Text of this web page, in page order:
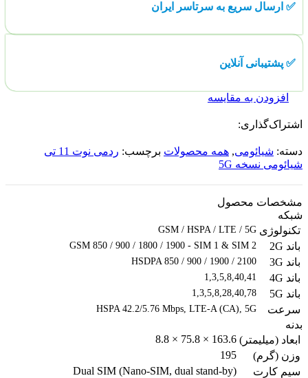
✅ ارسال سریع به سرتاسر ایران
✅ پشتیبانی آنلاین
افزودن به مقایسه
اشتراک‌گذاری:
دسته: شیائومی, همه محصولات برچسب:
ردمی نوت 11 تی
شیائومی نسخه 5G
مشخصات محصول
شبکه
تکنولوژی GSM / HSPA / LTE / 5G
باند 2G GSM 850 / 900 / 1800 / 1900 - SIM 1 & SIM 2
باند 3G HSDPA 850 / 900 / 1900 / 2100
باند 4G 1,3,5,8,40,41
باند 5G 1,3,5,8,28,40,78
سرعت HSPA 42.2/5.76 Mbps, LTE-A (CA), 5G
بدنه
ابعاد (میلیمتر) 163.6 × 75.8 × 8.8
وزن (گرم)
195
سیم کارت
Dual SIM (Nano-SIM, dual stand-by)